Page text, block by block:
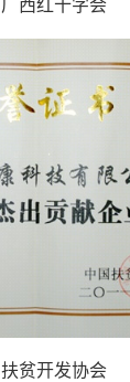
广西红十字会
扶贫开发协会